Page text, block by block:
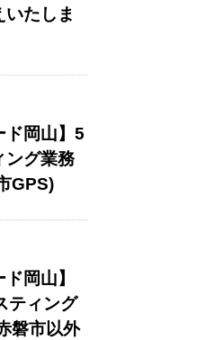
たしま
ド岡山】5
ング業務
GPS)
ド岡山】
ティング
磐市以外